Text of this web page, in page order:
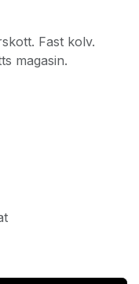
Fast kolv.
magasin.